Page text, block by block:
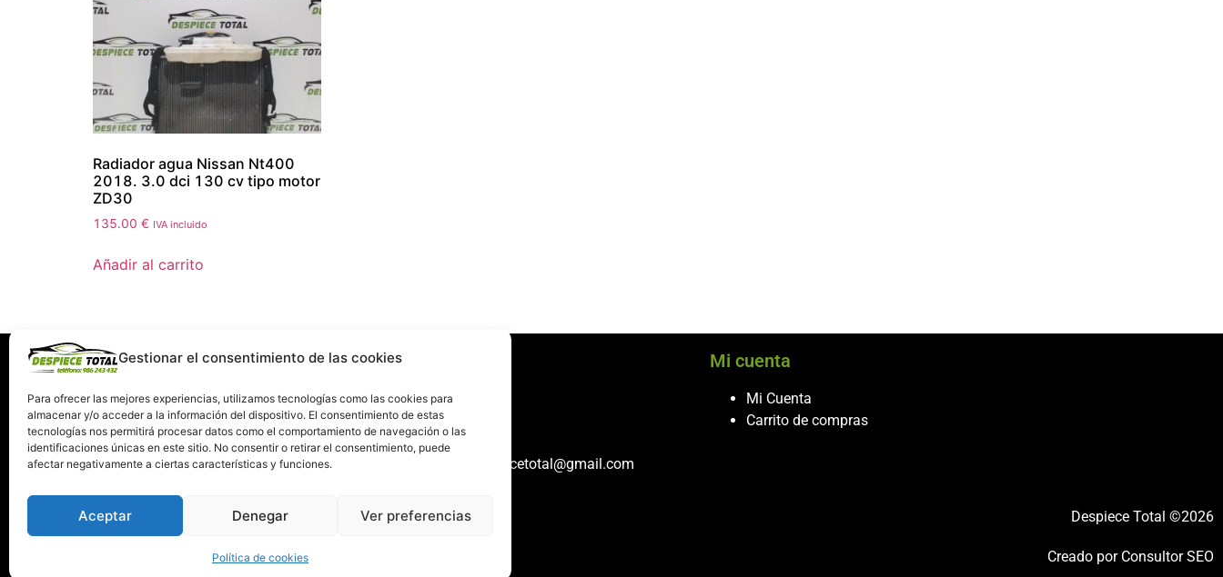
Gestionar el consentimiento de las cookies
Para ofrecer las mejores experiencias, utilizamos tecnologías como las cookies para
almacenar y/o acceder a la información del dispositivo. El consentimiento de estas
tecnologías nos permitirá procesar datos como el comportamiento de navegación o las
identificaciones únicas en este sitio. No consentir o retirar el consentimiento, puede
afectar negativamente a ciertas características y funciones.
Aceptar Denegar Ver preferencias
Política de cookies
Radiador agua Nissan Nt400
2018. 3.0 dci 130 cv tipo motor
ZD30
135.00 € IVA incluido
Añadir al carrito
Información
Quiénes somos
Condiciones de devolución y garantía
Política de Privacidad
Términos y Condiciones de Uso
Servicio al cliente
Contacto
986 243 432
608 867 074
recambiosdespiecetotal@gmail.com
Mi cuenta
Mi Cuenta
Carrito de compras
Despiece Total ©2026
Creado por Consultor SEO